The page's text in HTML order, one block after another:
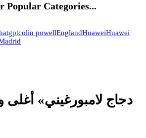
Popular Categories...
colin powellEnglandHuaweiHuawei